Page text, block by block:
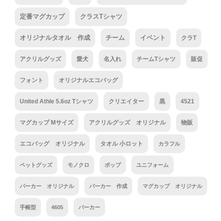
定番マグカップ クラスTシャツ
オリジナルタオル 作成 チーム イベント クラT
アクリルグッズ 愛犬 名入れ チームTシャツ 販促
フォント オリジナルエコバッグ
United Athle 5.6oz Tシャツ クリエイター 黒 4521
マグカップ Mサイズ アクリルグッズ オリジナル 物販
エコバッグ オリジナル タオル 小ロット カラフル
ペットグッズ モノクロ ポップ ユニフォーム
パーカー オリジナル パーカー 作成 マグカップ オリジナル
手帳型 4605 パーカー